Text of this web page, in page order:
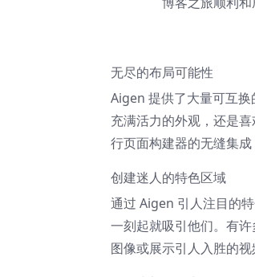
无尽的布局可能性
Aigen 提供了大量可互
充满活力的外观，还是
行页面构建器的无缝集
创建迷人的特色区域
通过 Aigen 引人注目的
一刻起就吸引他们。有
图像或展示引人入胜的